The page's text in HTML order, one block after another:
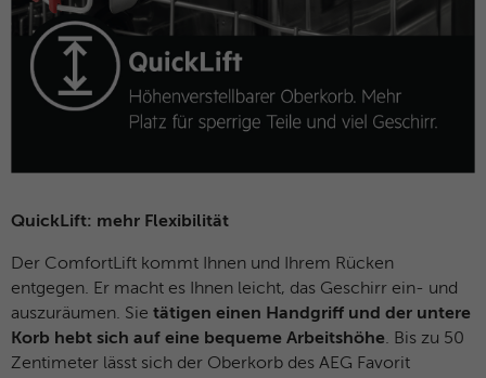
QuickLift: mehr Flexibilität
Der ComfortLift kommt Ihnen und Ihrem Rücken
entgegen. Er macht es Ihnen leicht, das Geschirr ein- und
auszuräumen. Sie tätigen einen Handgriff und der untere
Korb hebt sich auf eine bequeme Arbeitshöhe. Bis zu 50
Zentimeter lässt sich der Oberkorb des AEG Favorit